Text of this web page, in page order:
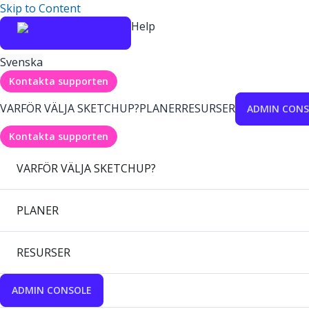
Skip to Content
Help
Svenska
Kontakta supporten
VARFÖR VÄLJA SKETCHUP?PLANERRESURSER ADMIN
Kontakta supporten
VARFÖR VÄLJA SKETCHUP?
PLANER
RESURSER
ADMIN CONSOLE